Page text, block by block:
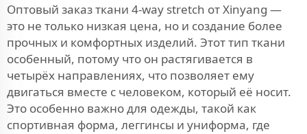
Оптовый заказ ткани 4-way stretch от Xinyang —
это не только низкая цена, но и создание более
прочных и комфортных изделий. Этот тип ткани
особенный, потому что он растягивается в
четырёх направлениях, что позволяет ему
двигаться вместе с человеком, который её носит.
Это особенно важно для одежды, такой как
спортивная форма, леггинсы и униформа, где